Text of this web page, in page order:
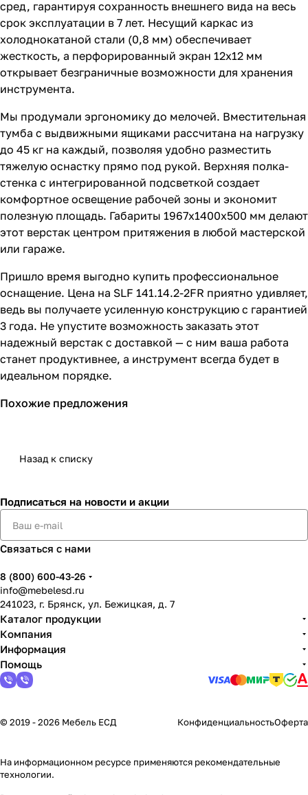
сред, гарантируя сохранность внешнего вида на весь
срок эксплуатации в 7 лет. Несущий каркас из
холоднокатаной стали (0,8 мм) обеспечивает
жесткость, а перфорированный экран 12х12 мм
открывает безграничные возможности для хранения
инструмента.
Мы продумали эргономику до мелочей. Вместительная
тумба с выдвижными ящиками рассчитана на нагрузку
до 45 кг на каждый, позволяя удобно разместить
тяжелую оснастку прямо под рукой. Верхняя полка-
стенка с интегрированной подсветкой создает
комфортное освещение рабочей зоны и экономит
полезную площадь. Габариты 1967x1400x500 мм делают
этот верстак центром притяжения в любой мастерской
или гараже.
Пришло время выгодно купить профессиональное
оснащение. Цена на SLF 141.14.2-2FR приятно удивляет,
ведь вы получаете усиленную конструкцию с гарантией
3 года. Не упустите возможность заказать этот
надежный верстак с доставкой — с ним ваша работа
станет продуктивнее, а инструмент всегда будет в
идеальном порядке.
Похожие предложения
Назад к списку
Подписаться на новости и акции
Связаться с нами
8 (800) 600-43-26
info@mebelesd.ru
241023, г. Брянск, ул. Бежицкая, д. 7
Каталог продукции
Компания
Информация
Помощь
© 2019 - 2026 Мебель ЕСД КонфиденциальностьОферта
На информационном ресурсе применяются рекомендательные
технологии.